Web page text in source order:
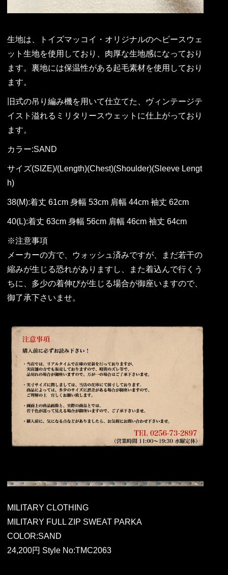
生地は、トイズマッコイ・オリジナルのヘビースウェ
ット生地を使用しており、肉厚な生地感になっており
ます。裏地には保温性がある起毛素材を使用しており
ます。
旧式の吊り編み機を用いて仕立てた、ヴィンテージテ
イスト溢れるミリタリースウェットに仕上がっており
ます。
カラー:SAND
サイズ(SIZE)/(Length)(Chest)(Shoulder)(Sleeve Lengt
h)
38(M):着丈 61cm 身幅 53cm 肩幅 44cm 袖丈 62cm
40(L):着丈 63cm 身幅 56cm 肩幅 46cm 袖丈 64cm
※注意事項
メーカーの方で、ウォッシュ済みですが、まだ若干の
縮みが生じる恐れがありますし、また着込んで行くう
ちに、多少の着伸びが生じる場合が御座いますので、
御了承下さいませ。
MILITARY CLOTHING
MILITARY FULL ZIP SWEAT PARKA
COLOR:SAND
24,200円 Style No:TMC2063